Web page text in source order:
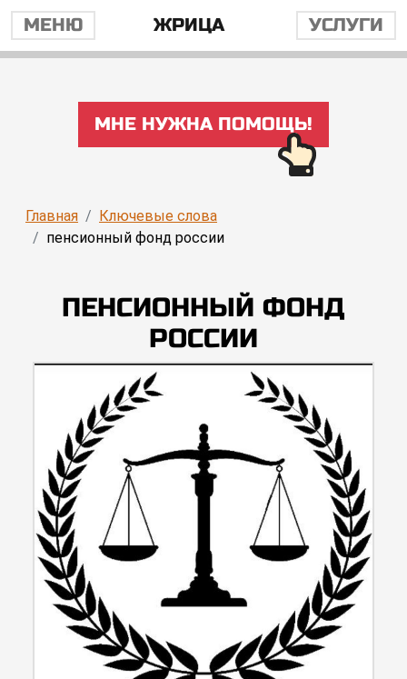
МЕНЮ ЖРИЦА УСЛУГИ
МНЕ НУЖНА ПОМОЩЬ!
Главная
Ключевые слова
пенсионный фонд россии
ПЕНСИОННЫЙ ФОНД
РОССИИ